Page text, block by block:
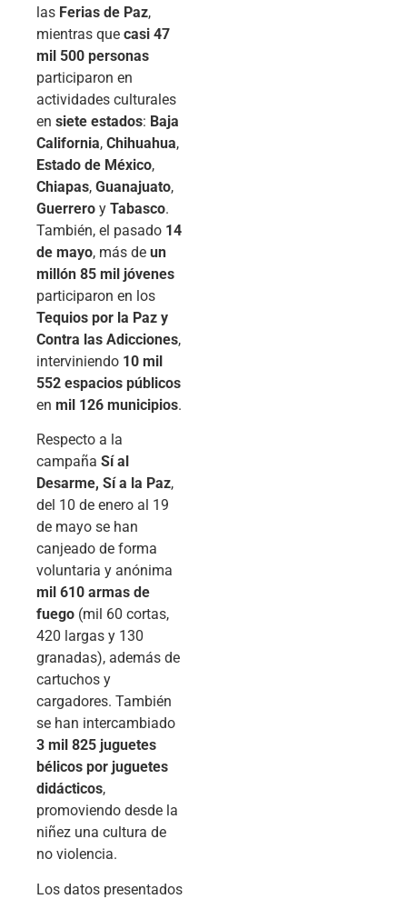
las Ferias de Paz,
mientras que casi 47
mil 500 personas
participaron en
actividades culturales
en siete estados: Baja
California, Chihuahua,
Estado de México,
Chiapas, Guanajuato,
Guerrero y Tabasco.
También, el pasado 14
de mayo, más de un
millón 85 mil jóvenes
participaron en los
Tequios por la Paz y
Contra las Adicciones,
interviniendo 10 mil
552 espacios públicos
en mil 126 municipios.
Respecto a la
campaña Sí al
Desarme, Sí a la Paz,
del 10 de enero al 19
de mayo se han
canjeado de forma
voluntaria y anónima
mil 610 armas de
fuego (mil 60 cortas,
420 largas y 130
granadas), además de
cartuchos y
cargadores. También
se han intercambiado
3 mil 825 juguetes
bélicos por juguetes
didácticos,
promoviendo desde la
niñez una cultura de
no violencia.
Los datos presentados